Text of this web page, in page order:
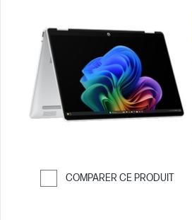
COMPARER CE PRODUIT